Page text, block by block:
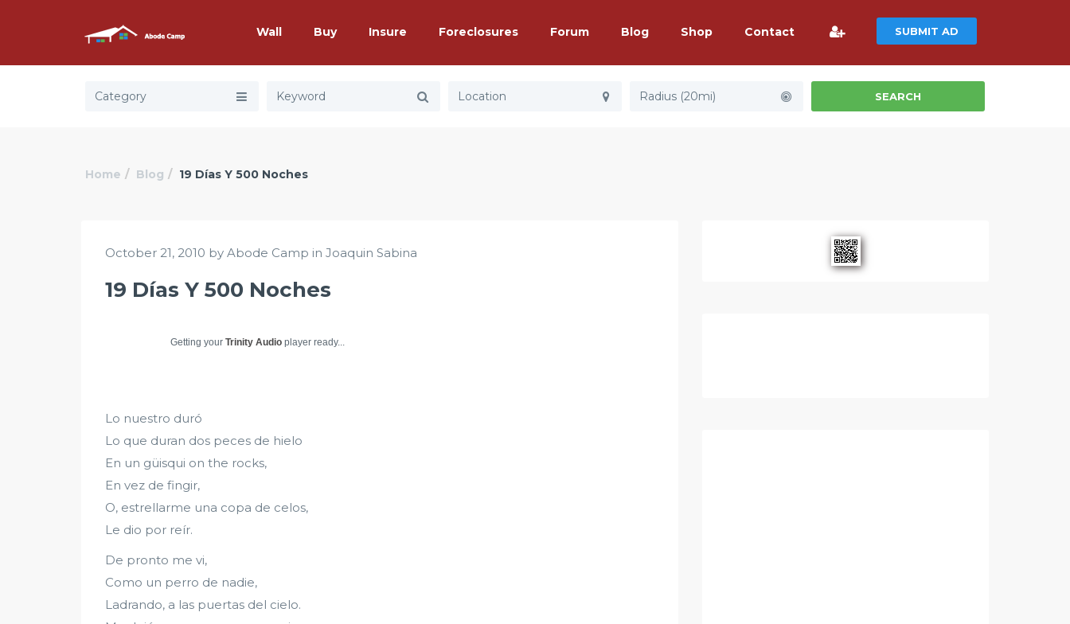
Wall Buy Insure Foreclosures Forum Blog Shop Contact SUBMIT AD
Category Radius (20mi) SEARCH
Home Blog 19 Días Y 500 Noches
October 21, 2010 by Abode Camp in Joaquin Sabina
19 Días Y 500 Noches
Getting your Trinity Audio player ready...
Lo nuestro duró
Lo que duran dos peces de hielo
En un güisqui on the rocks,
En vez de fingir,
O, estrellarme una copa de celos,
Le dio por reír.
De pronto me vi,
Como un perro de nadie,
Ladrando, a las puertas del cielo.